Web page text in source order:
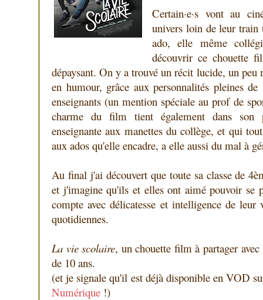
Certain·e·s vont au
univers loin de leur
ado, elle même
découvrir ce chouette
dépaysant. On y a trouvé un récit lucide, un
en humour, grâce aux personnalités pleines
enseignants (un mention spéciale au prof de
charme du film tient également dans son
enseignante aux manettes du collège, et qui
aux ados qu'elle encadre, a elle aussi du mal à
Au final j'ai découvert que toute sa classe de
et j'imagine qu'ils et elles ont aimé pouvoir se
compte avec délicatesse et intelligence de
quotidiennes.
La vie scolaire, un chouette film à partager
de 10 ans.
(et je signale qu'il est déjà disponible en VOD
Numérique !)